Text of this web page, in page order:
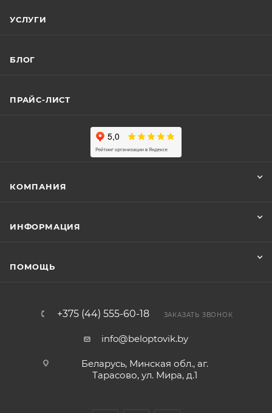
УСЛУГИ
БЛОГ
ПРАЙС-ЛИСТ
КОМПАНИЯ
ИНФОРМАЦИЯ
ПОМОЩЬ
+375 (44) 555-60-18 ЗАКАЗАТЬ ЗВОНОК
info@beloptovik.by
Беларусь, Минская обл., аг.
Тарасово, ул. Мира, д.1